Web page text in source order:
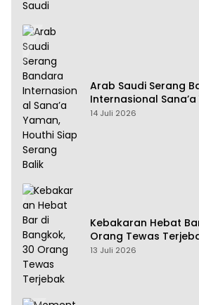
Arab Saudi Serang
Internasional
Siap Serang Balik
14 Juli 2026
Kebakaran Hebat
Orang Tewas
13 Juli 2026